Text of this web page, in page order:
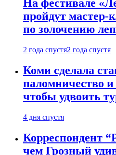
На фестивале
пройдут мастер-
по золочению
2 года спустя2 года спустя
Коми сделала
паломничество
чтобы удвоить
4 дня спустя
Корреспондент
чем Грозный